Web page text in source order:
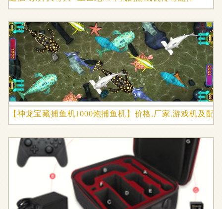
【神龙宝藏捕鱼机1000炮捕鱼机】价格,厂家,游戏机及配